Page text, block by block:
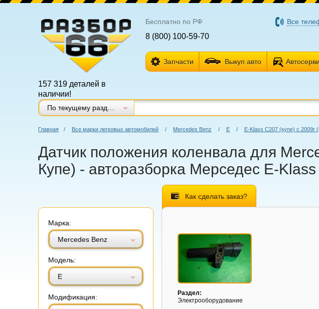
157 319 деталей в
наличии!
Бесплатно по РФ
8 (800) 100-59-70
Все
Запчасти Выкуп авто
Главная / Все марки легковых автомобилей / Mercedes Benz / E / E-Klass C207 (купе) с 2009г
Датчик положения коленвала для
Купе) - авторазборка Мерседес E-
Марка:
Mercedes Benz
Модель:
E
Модификация:
Как сделать заказ?
Раздел:
Электрооборудование